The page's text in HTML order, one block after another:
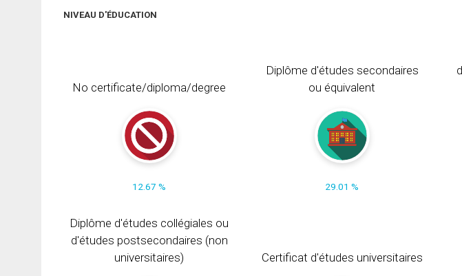
NIVEAU D'ÉDUCATION
No certificate/diploma/degree
12.67 %
Diplôme d'études secondaires
ou équivalent
29.01 %
Diplôme d'études collégiales ou
d'études postsecondaires (non
universitaires)
Certificat d'études universitaires